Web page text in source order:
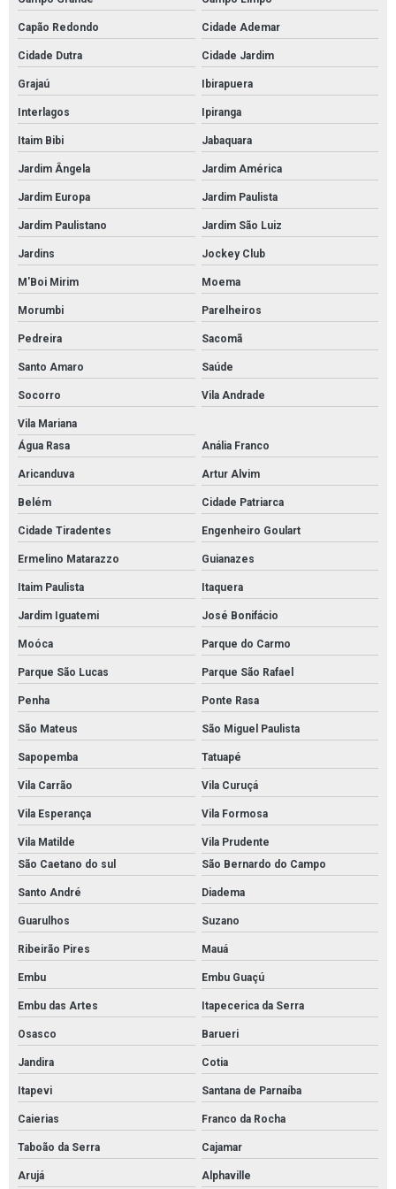
Pintura epóxi autonivelante em são paulo
Empresa de pintura epóxi autonivelante em são paulo
Pintura de poliuretano autonivelante em sp
Pintura de poliuretano autonivelante em são paulo
Empresa de pintura de poliuretano autonivelante
Pintura com tinta poliuretano em sp
Pintura com tinta poliuretano em são paulo
Serviço de pintura com tinta de poliuretano
Serviço de pintura com tinta pu
Pintura poliuretano em sp
Pintura poliuretano em são paulo
Serviço de pintura epóxi em são paulo
Serviço de pintura epóxi em sp
Pintura de garagem com epóxi em sp
Pintura de garagem com epóxi em são paulo
Serviço de revestimento epóxi
Serviço de revestimento epóxi em sp
Serviço de revestimento epóxi em são paulo
Serviço de pintura de quadra poliesportiva
Pintura epóxi para estacionamento em sp
Serviço de pintura epóxi
Pintura de rodapé em sp
Pintura rodapé em epoxi sp
Pintura epoxi quadra esportiva em sp
Pintura epóxi quadra poliesportiva em sp
Demarcação de piso de quadra poliesportiva
Demarcação de piso de quadra poliesportiva em sp
Pintura autonivelante em estacionamento
Pintura autonivelante estacionamento em sp
Revestimento de piso autonivelante em são paulo
Pintura de rodapé industrial
Pintura de rodapé industrial em são paulo
Capão Redondo Cidade Ademar
Cidade Dutra Cidade Jardim
Grajaú Ibirapuera
Interlagos Ipiranga
Itaim Bibi Jabaquara
Jardim Ângela Jardim América
Jardim Europa Jardim Paulista
Jardim Paulistano Jardim São Luiz
Jardins Jockey Club
M'Boi Mirim Moema
Morumbi Parelheiros
Pedreira Sacomã
Santo Amaro Saúde
Socorro Vila Andrade
Vila Mariana
Água Rasa
Anália Franco
Aricanduva Artur Alvim
Belém Cidade Patriarca
Cidade Tiradentes Engenheiro Goulart
Ermelino Matarazzo Guianazes
Itaim Paulista Itaquera
Jardim Iguatemi José Bonifácio
Moóca Parque do Carmo
Parque São Lucas Parque São Rafael
Penha Ponte Rasa
São Mateus São Miguel Paulista
Sapopemba Tatuapé
Vila Carrão Vila Curuçá
Vila Esperança Vila Formosa
Vila Matilde
Vila Prudente
São Caetano do sul
São Bernardo do Campo
Santo André Diadema
Guarulhos Suzano
Ribeirão Pires Mauá
Embu Embu Guaçú
Embu das Artes Itapecerica da Serra
Osasco Barueri
Jandira Cotia
Itapevi Santana de Parnaíba
Caierias Franco da Rocha
Taboão da Serra Cajamar
Arujá Alphaville